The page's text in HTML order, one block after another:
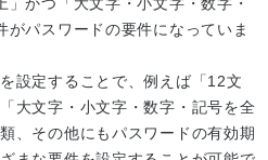
パスワードの要件になっていま
設定することで、例えば「12文
大文字・小文字・数字・記号を全
、その他にもパスワードの有効期